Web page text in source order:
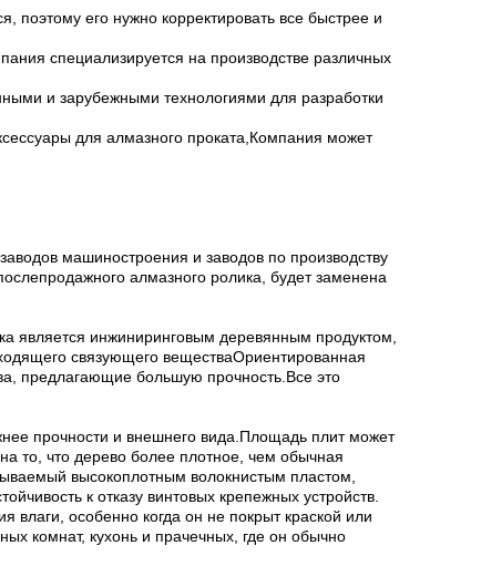
его нужно корректировать все быстрее и
специализируется на производстве различных
и зарубежными технологиями для разработки
для алмазного проката,Компания может
машиностроения и заводов по производству
алмазного ролика, будет заменена
является инжиниринговым деревянным продуктом,
связующего веществаОриентированная
предлагающие большую прочность.Все это
прочности и внешнего вида.Площадь плит может
то, что дерево более плотное, чем обычная
высокоплотным волокнистым пластом,
к отказу винтовых крепежных устройств.
особенно когда он не покрыт краской или
комнат, кухонь и прачечных, где он обычно